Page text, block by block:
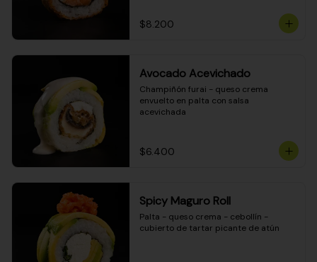
$8.200
Avocado Acevichado
Champiñón furai - queso crema
envuelto en palta con salsa
acevichada
$6.400
Spicy Maguro Roll
Palta - queso crema - cebollín -
cubierto de tartar picante de atún